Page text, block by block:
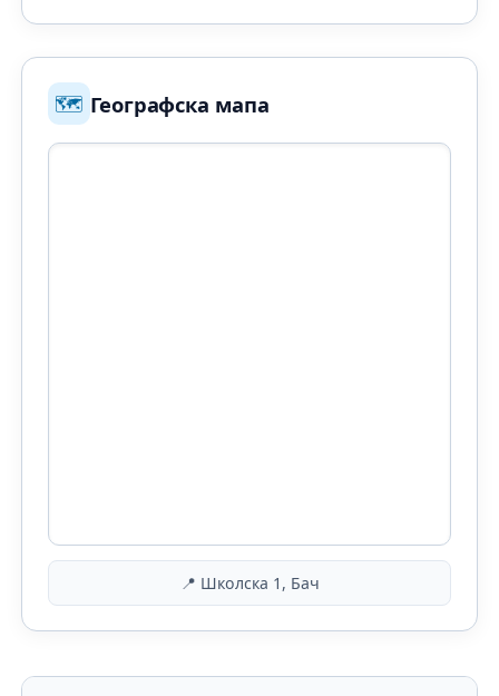
🗺️ Географска мапа
📍 Школска 1, Бач